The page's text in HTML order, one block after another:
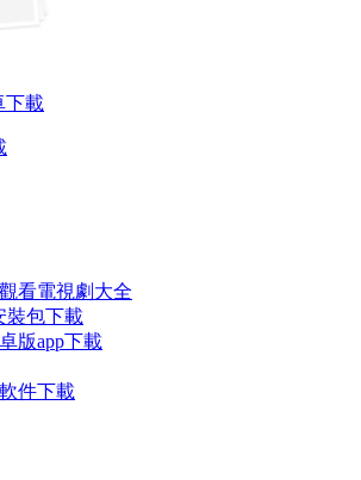
下載
看電視劇大全
裝包下載
版app下載
件下載